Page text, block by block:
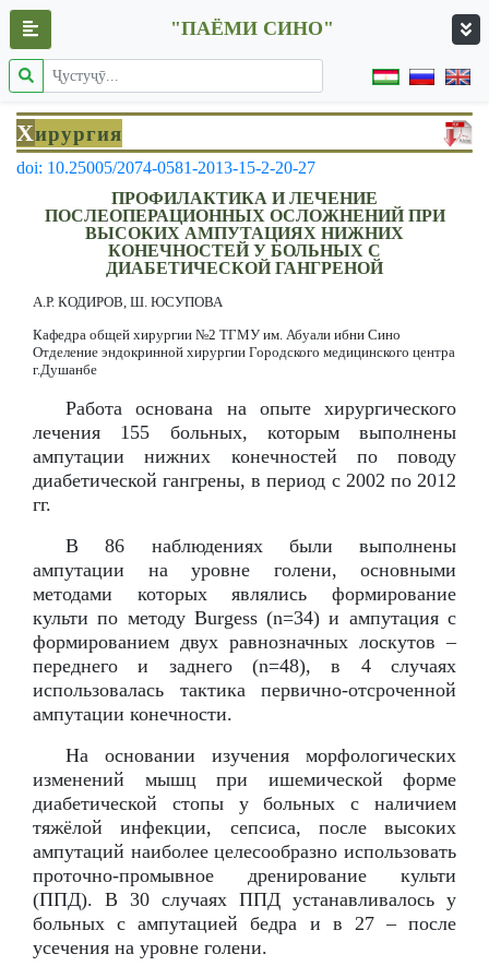
"ПАЁМИ СИНО"
Хирургия
doi: 10.25005/2074-0581-2013-15-2-20-27
ПРОФИЛАКТИКА И ЛЕЧЕНИЕ
ПОСЛЕОПЕРАЦИОННЫХ ОСЛОЖНЕНИЙ ПРИ
ВЫСОКИХ АМПУТАЦИЯХ НИЖНИХ
КОНЕЧНОСТЕЙ У БОЛЬНЫХ С
ДИАБЕТИЧЕСКОЙ ГАНГРЕНОЙ
А.Р. КОДИРОВ, Ш. ЮСУПОВА
Кафедра общей хирургии №2 ТГМУ им. Абуали ибни Сино
Отделение эндокринной хирургии Городского медицинского центра
г.Душанбе
Работа основана на опыте хирургического
лечения 155 больных, которым выполнены
ампутации нижних конечностей по поводу
диабетической гангрены, в период с 2002 по 2012
гг.
В 86 наблюдениях были выполнены
ампутации на уровне голени, основными
методами которых являлись формирование
культи по методу Burgess (n=34) и ампутация с
формированием двух равнозначных лоскутов –
переднего и заднего (n=48), в 4 случаях
использовалась тактика первично-отсроченной
ампутации конечности.
На основании изучения морфологических
изменений мышц при ишемической форме
диабетической стопы у больных с наличием
тяжёлой инфекции, сепсиса, после высоких
ампутаций наиболее целесообразно использовать
проточно-промывное дренирование культи
(ППД). В 30 случаях ППД устанавливалось у
больных с ампутацией бедра и в 27 – после
усечения на уровне голени.